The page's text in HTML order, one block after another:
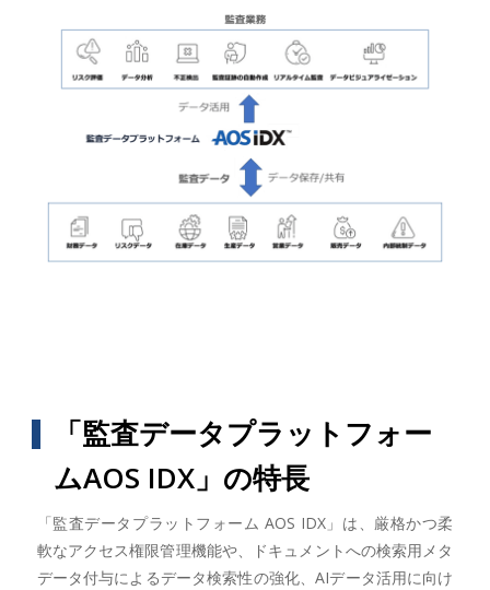
「監査データプラットフォー
ムAOS IDX」の特長
「監査データプラットフォーム AOS IDX」は、厳格かつ柔
軟なアクセス権限管理機能や、ドキュメントへの検索用メタ
データ付与によるデータ検索性の強化、AIデータ活用に向け